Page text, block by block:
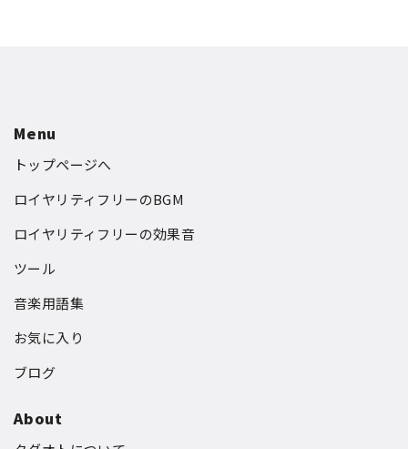
Menu
トップページへ
ロイヤリティフリーのBGM
ロイヤリティフリーの効果音
ツール
音楽用語集
お気に入り
ブログ
About